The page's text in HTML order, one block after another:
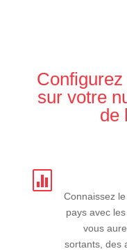
sur votre
de

Connaissez
pays avec
vous
sortants, des